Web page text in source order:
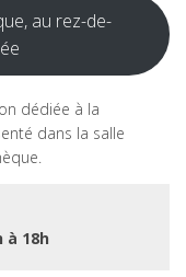
au rez-de-
dédiée à la
dans la salle
à 18h